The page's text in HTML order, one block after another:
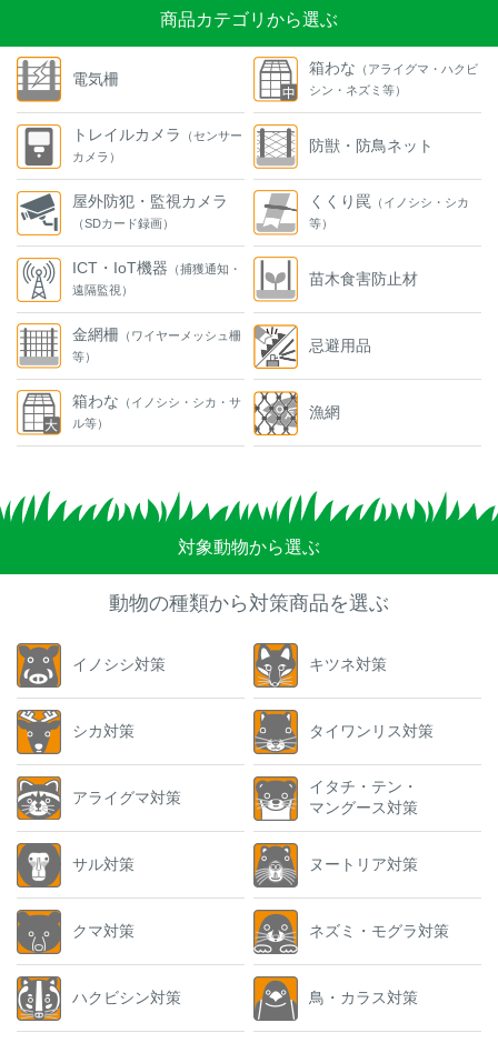
商品カテゴリから選ぶ
電気柵
トレイルカメラ
（センサー
カメラ）
屋外防犯・監視カメラ
（SDカード録画）
ICT・IoT機器 （捕獲通知・
遠隔監視）
金網柵 （ワイヤーメッシュ柵
等）
箱わな （イノシシ・シカ・サ
ル等）
箱わな （アライグマ・ハクビ
シン・ネズミ等）
防獣・防鳥ネット
くくり罠 （イノシシ・シカ
等）
苗木食害防止材
忌避用品
漁網
対象動物から選ぶ
動物の種類から対策商品を選ぶ
イノシシ対策
シカ対策
アライグマ対策
サル対策
クマ対策
ハクビシン対策
キツネ対策
タイワンリス対策
イタチ・テン・
マングース対策
ヌートリア対策
ネズミ・モグラ対策
鳥・カラス対策